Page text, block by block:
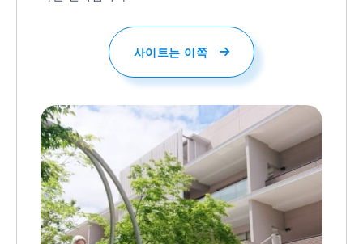
사이트는 이쪽